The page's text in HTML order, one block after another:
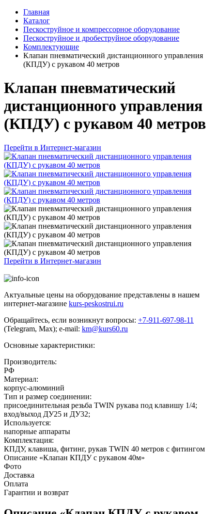
Главная
Каталог
Пескоструйное и компрессорное оборудование
Пескоструйное и дробеструйное оборудование
Комплектующие
Клапан пневматический дистанционного управления
(КПДУ) с рукавом 40 метров
Клапан пневматический
дистанционного управления
(КПДУ) с рукавом 40 метров
Перейти в Интернет-магазин
Перейти в Интернет-магазин
Актуальные цены на оборудование представлены в нашем
интернет-магазине kurs-peskostrui.ru
Обращайтесь, если возникнут вопросы: +7-911-697-98-11
(Telegram, Max); e-mail: km@kurs60.ru
Основные характеристики:
Производитель:
РФ
Материал:
корпус-алюминий
Тип и размер соединении:
присоединительная резьба TWIN рукава под клавишу 1/4;
вход/выход ДУ25 и ДУ32;
Используется:
напорные аппараты
Комплектация:
КПДУ, клавиша, фитинг, рукав TWIN 40 метров с фитингом
Описание «Клапан КПДУ с рукавом 40м»
Фото
Доставка
Оплата
Гарантии и возврат